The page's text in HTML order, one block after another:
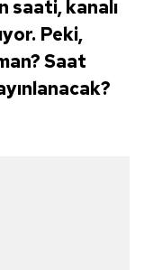
saati, kanalı
Peki,
Saat